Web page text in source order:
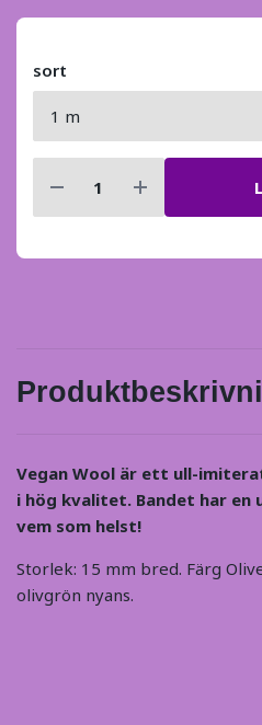
sort
Vegan Wool är ett ull-
i hög kvalitet. Bandet har en
vem som helst!
Storlek: 15 mm bred. Färg
olivgrön nyans.